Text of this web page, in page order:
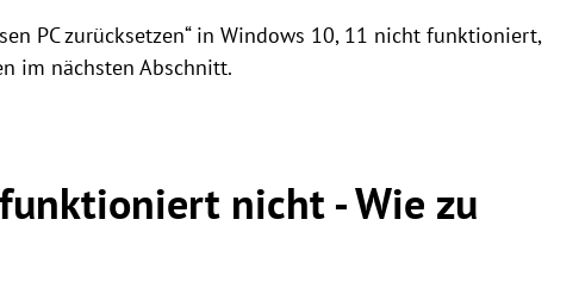
PC zurücksetzen“ in Windows 10, 11 nicht funktioniert,
im nächsten Abschnitt.
funktioniert nicht - Wie zu